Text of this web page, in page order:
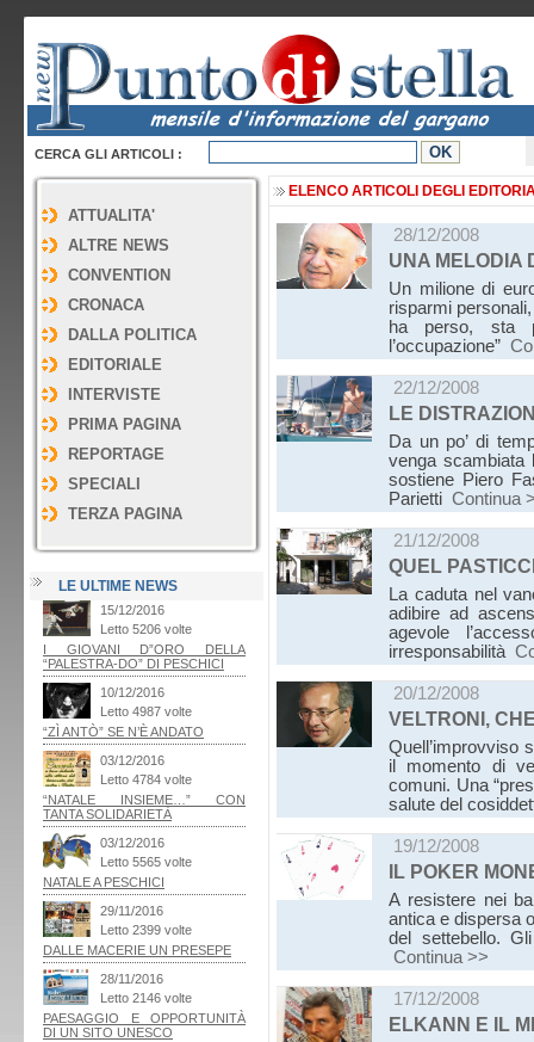
CERCA GLI ARTICOLI :
ATTUALITA'
ALTRE NEWS
CONVENTION
CRONACA
DALLA POLITICA
EDITORIALE
INTERVISTE
PRIMA PAGINA
REPORTAGE
SPECIALI
TERZA PAGINA
LE ULTIME NEWS
ELENCO ARTICOLI DEGLI
28/12/2008
UNA MELODIA
Un milione di
risparmi
ha perso, sta
l’occupazione”
22/12/2008
LE
Da un po’ di
venga scambiata
sostiene Piero
Parietti Continua
21/12/2008
QUEL
La caduta nel
adibire ad
agevole
irresponsabilità
20/12/2008
VELTRONI,
Quell’improvviso
il momento di
comuni. Una
salute del
19/12/2008
IL POKER
A resistere nei
antica e dispersa
del settebello.
Continua >>
17/12/2008
ELKANN E IL